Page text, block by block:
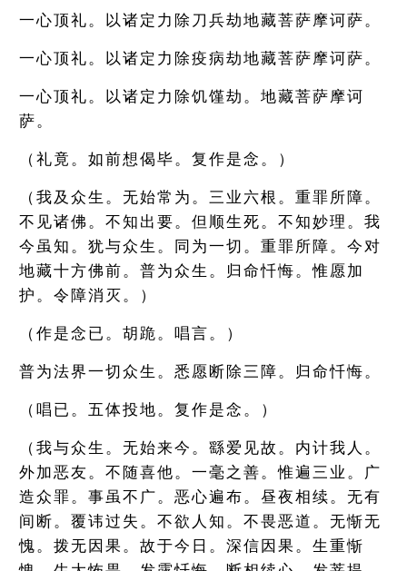
一心顶礼。以诸定力除刀兵劫地藏菩萨摩诃萨。
一心顶礼。以诸定力除疫病劫地藏菩萨摩诃萨。
一心顶礼。以诸定力除饥馑劫。地藏菩萨摩诃
萨。
（礼竟。如前想偈毕。复作是念。）
（我及众生。无始常为。三业六根。重罪所障。
不见诸佛。不知出要。但顺生死。不知妙理。我
今虽知。犹与众生。同为一切。重罪所障。今对
地藏十方佛前。普为众生。归命忏悔。惟愿加
护。令障消灭。）
（作是念已。胡跪。唱言。）
普为法界一切众生。悉愿断除三障。归命忏悔。
（唱已。五体投地。复作是念。）
（我与众生。无始来今。繇爱见故。内计我人。
外加恶友。不随喜他。一毫之善。惟遍三业。广
造众罪。事虽不广。恶心遍布。昼夜相续。无有
间断。覆讳过失。不欲人知。不畏恶道。无惭无
愧。拨无因果。故于今日。深信因果。生重惭